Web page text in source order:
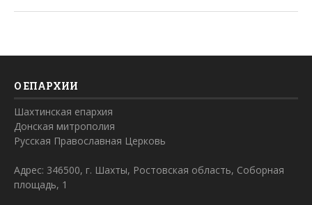
О ЕПАРХИИ
Шахтинская епархия
Донская митрополия
Русская Православная Церковь
Адрес: 346500, г. Шахты, Ростовская область, Соборная
площадь, 1